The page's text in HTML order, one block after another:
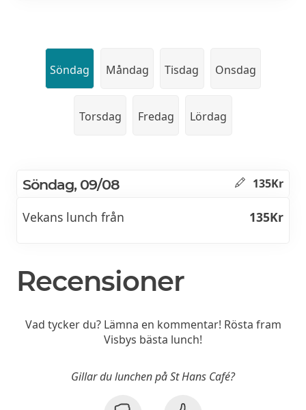
Söndag Måndag Tisdag Onsdag
Torsdag Fredag Lördag
Söndag, 09/08 135Kr
Vekans lunch från 135Kr
Recensioner
Vad tycker du? Lämna en kommentar! Rösta fram
Visbys bästa lunch!
Gillar du lunchen på St Hans Café?